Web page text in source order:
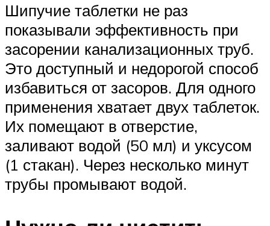
Шипучие таблетки не раз
показывали эффективность при
засорении канализационных труб.
Это доступный и недорогой способ
избавиться от засоров. Для одного
применения хватает двух таблеток.
Их помещают в отверстие,
заливают водой (50 мл) и уксусом
(1 стакан). Через несколько минут
трубы промывают водой.